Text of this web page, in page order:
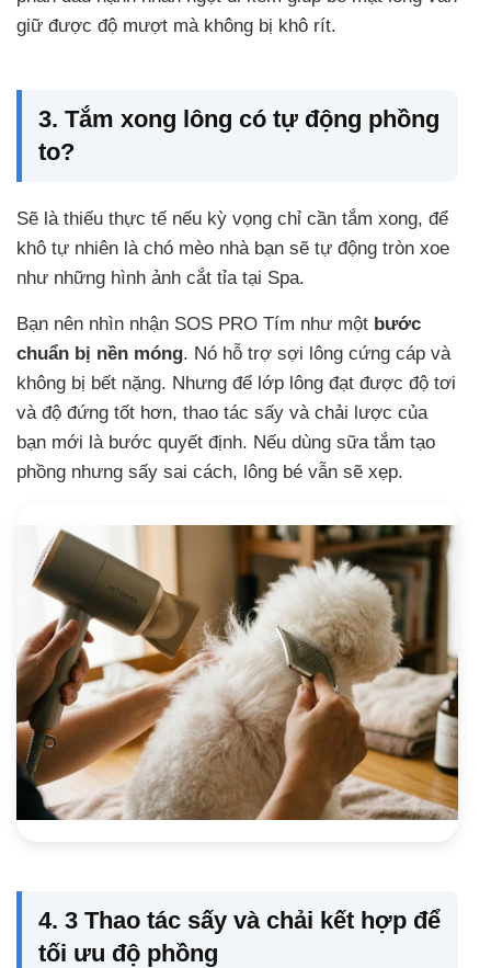
giữ được độ mượt mà không bị khô rít.
3. Tắm xong lông có tự động phồng
to?
Sẽ là thiếu thực tế nếu kỳ vọng chỉ cần tắm xong, để
khô tự nhiên là chó mèo nhà bạn sẽ tự động tròn xoe
như những hình ảnh cắt tỉa tại Spa.
Bạn nên nhìn nhận SOS PRO Tím như một bước
chuẩn bị nền móng. Nó hỗ trợ sợi lông cứng cáp và
không bị bết nặng. Nhưng để lớp lông đạt được độ tơi
và độ đứng tốt hơn, thao tác sấy và chải lược của
bạn mới là bước quyết định. Nếu dùng sữa tắm tạo
phồng nhưng sấy sai cách, lông bé vẫn sẽ xẹp.
4. 3 Thao tác sấy và chải kết hợp để
tối ưu độ phồng